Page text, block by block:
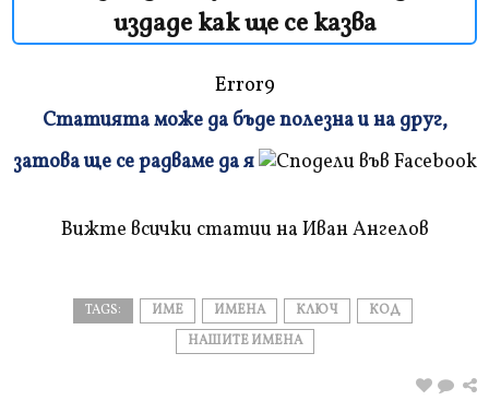
издаде как ще се казва
Error9
и
Статията може да бъде полезна и на друг,
затова ще се радваме да я
Вижте всички статии на Иван Ангелов
TAGS: ИМЕ ИМЕНА КЛЮЧ
КОД
НАШИТЕ ИМЕНА